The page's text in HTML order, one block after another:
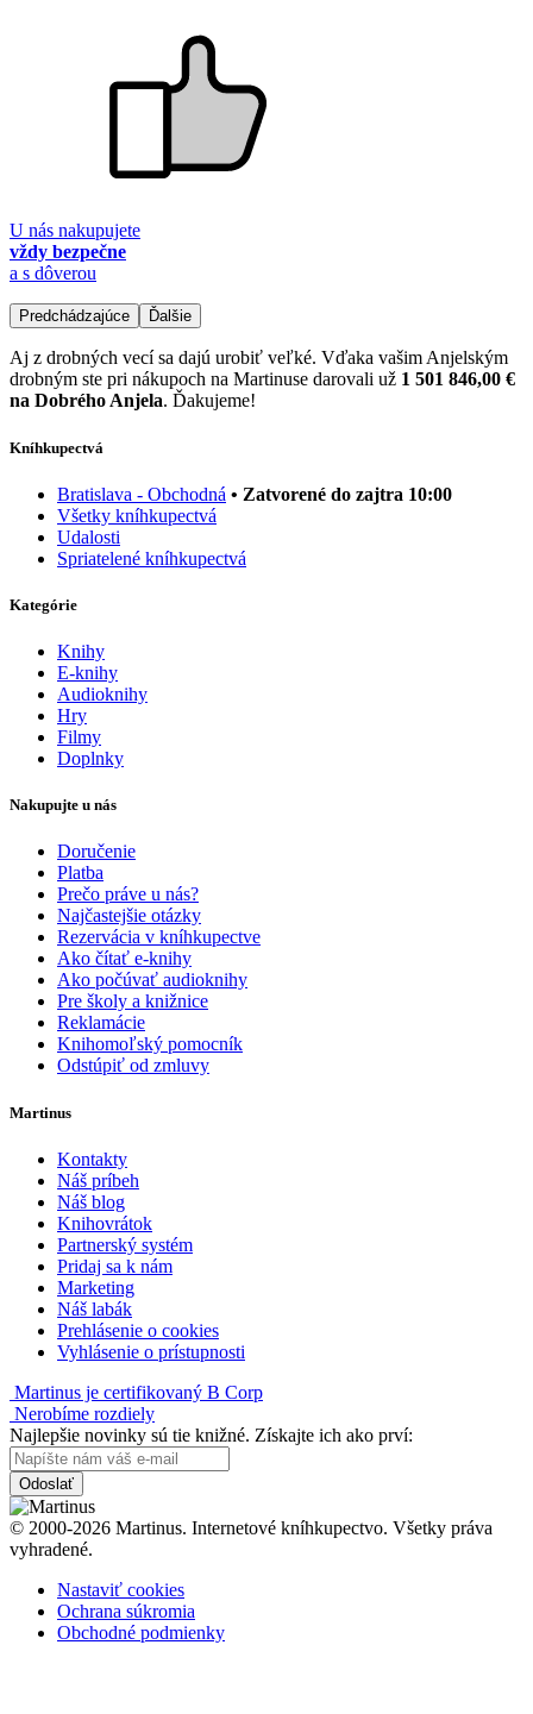
U nás nakupujete
vždy bezpečne
a s dôverou
Predchádzajúce Ďalšie
Aj z drobných vecí sa dajú urobiť veľké. Vďaka vašim Anjelským
drobným ste pri nákupoch na Martinuse darovali už 1 501 846,00 €
na Dobrého Anjela. Ďakujeme!
Kníhkupectvá
Bratislava - Obchodná • Zatvorené do zajtra 10:00
Všetky kníhkupectvá
Udalosti
Spriatelené kníhkupectvá
Kategórie
Knihy
E-knihy
Audioknihy
Hry
Filmy
Doplnky
Nakupujte u nás
Doručenie
Platba
Prečo práve u nás?
Najčastejšie otázky
Rezervácia v kníhkupectve
Ako čítať e-knihy
Ako počúvať audioknihy
Pre školy a knižnice
Reklamácie
Knihomoľský pomocník
Odstúpiť od zmluvy
Martinus
Kontakty
Náš príbeh
Náš blog
Knihovrátok
Partnerský systém
Pridaj sa k nám
Marketing
Náš labák
Prehlásenie o cookies
Vyhlásenie o prístupnosti
Martinus je certifikovaný B Corp
Nerobíme rozdiely
Najlepšie novinky sú tie knižné. Získajte ich ako prví:
Odoslať
© 2000-2026 Martinus. Internetové kníhkupectvo. Všetky práva
vyhradené.
Nastaviť cookies
Ochrana súkromia
Obchodné podmienky